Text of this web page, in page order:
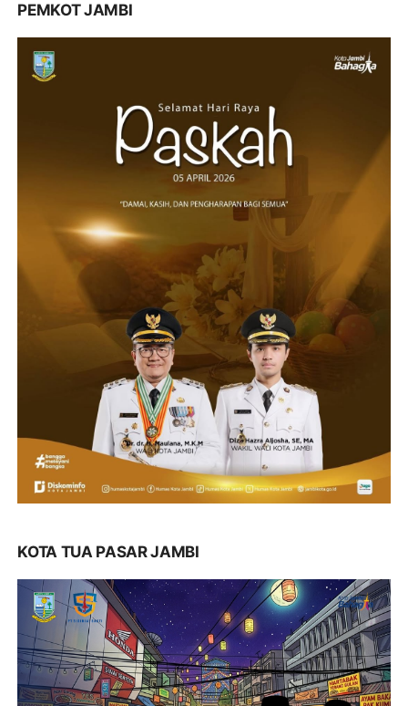
PEMKOT JAMBI
KOTA TUA PASAR JAMBI